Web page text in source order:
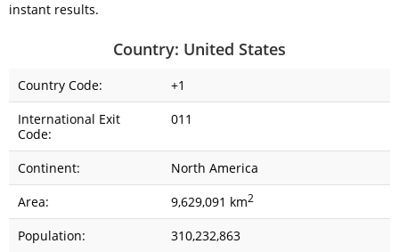
instant results.
Country: United States
Country Code:
+1
International Exit
Code:
011
Continent:
North America
Area:
9,629,091 km2
Population:
310,232,863